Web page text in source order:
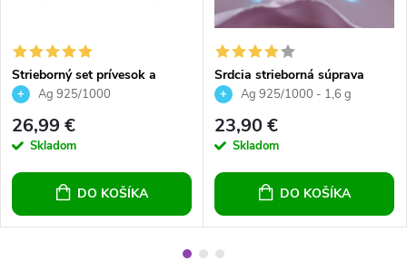
Strieborný set prívesok a
náušnice srdce Crystal AB
Ag 925/1000
26,99 €
Skladom
DO KOŠÍKA
Srdcia strieborná súprava
Aquamarine
Ag 925/1000 - 1,6 g
23,90 €
Skladom
DO KOŠÍKA